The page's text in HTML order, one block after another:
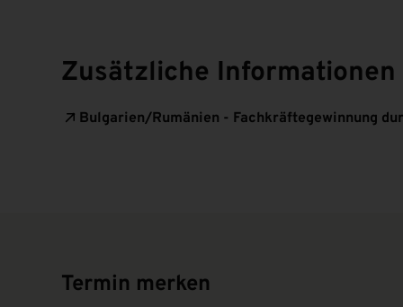
Zusätzliche Informationen
Bulgarien/Rumänien - Fachkräftegewinnung
Termin merken